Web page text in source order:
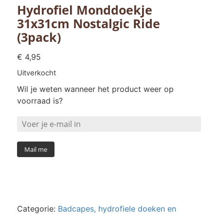
Hydrofiel Monddoekje
31x31cm Nostalgic Ride
(3pack)
€ 4,95
Uitverkocht
Wil je weten wanneer het product weer op
voorraad is?
Mail me
Categorie: Badcapes, hydrofiele doeken en